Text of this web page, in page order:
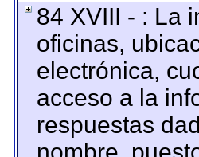
84 XVIII - : La
oficinas,
electrónica,
acceso a la
respuestas